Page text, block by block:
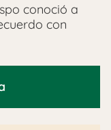
conoció a
con